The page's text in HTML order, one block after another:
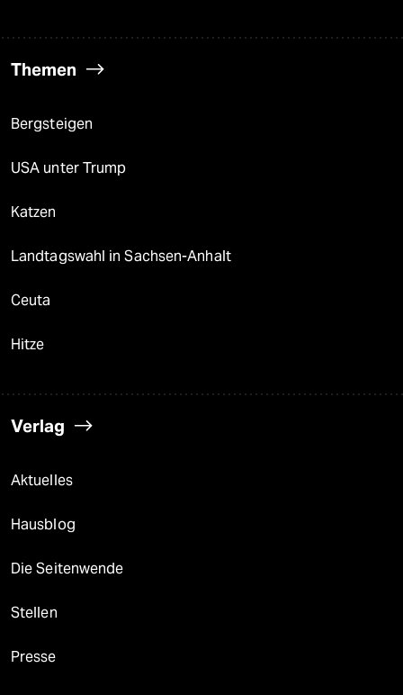
Themen
Bergsteigen
USA unter Trump
Katzen
Landtagswahl in Sachsen-Anhalt
Ceuta
Hitze
Verlag
Aktuelles
Hausblog
Die Seitenwende
Stellen
Presse